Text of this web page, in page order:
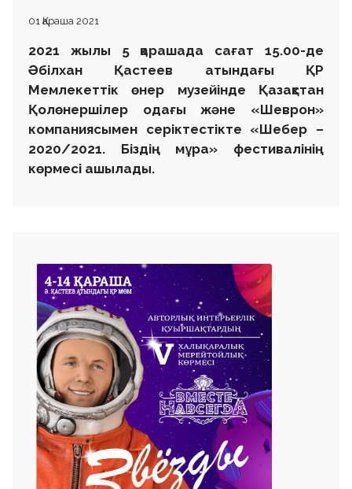
01 Қараша 2021
2021 жылы 5 қарашада сағат 15.00-де
Әбілхан Қастеев атындағы ҚР
Мемлекеттік өнер музейінде Қазақстан
Қолөнершілер одағы және «Шеврон»
компаниясымен серіктестікте «Шебер –
2020/2021. Біздің мұра» фестивалінің
көрмесі ашылады.